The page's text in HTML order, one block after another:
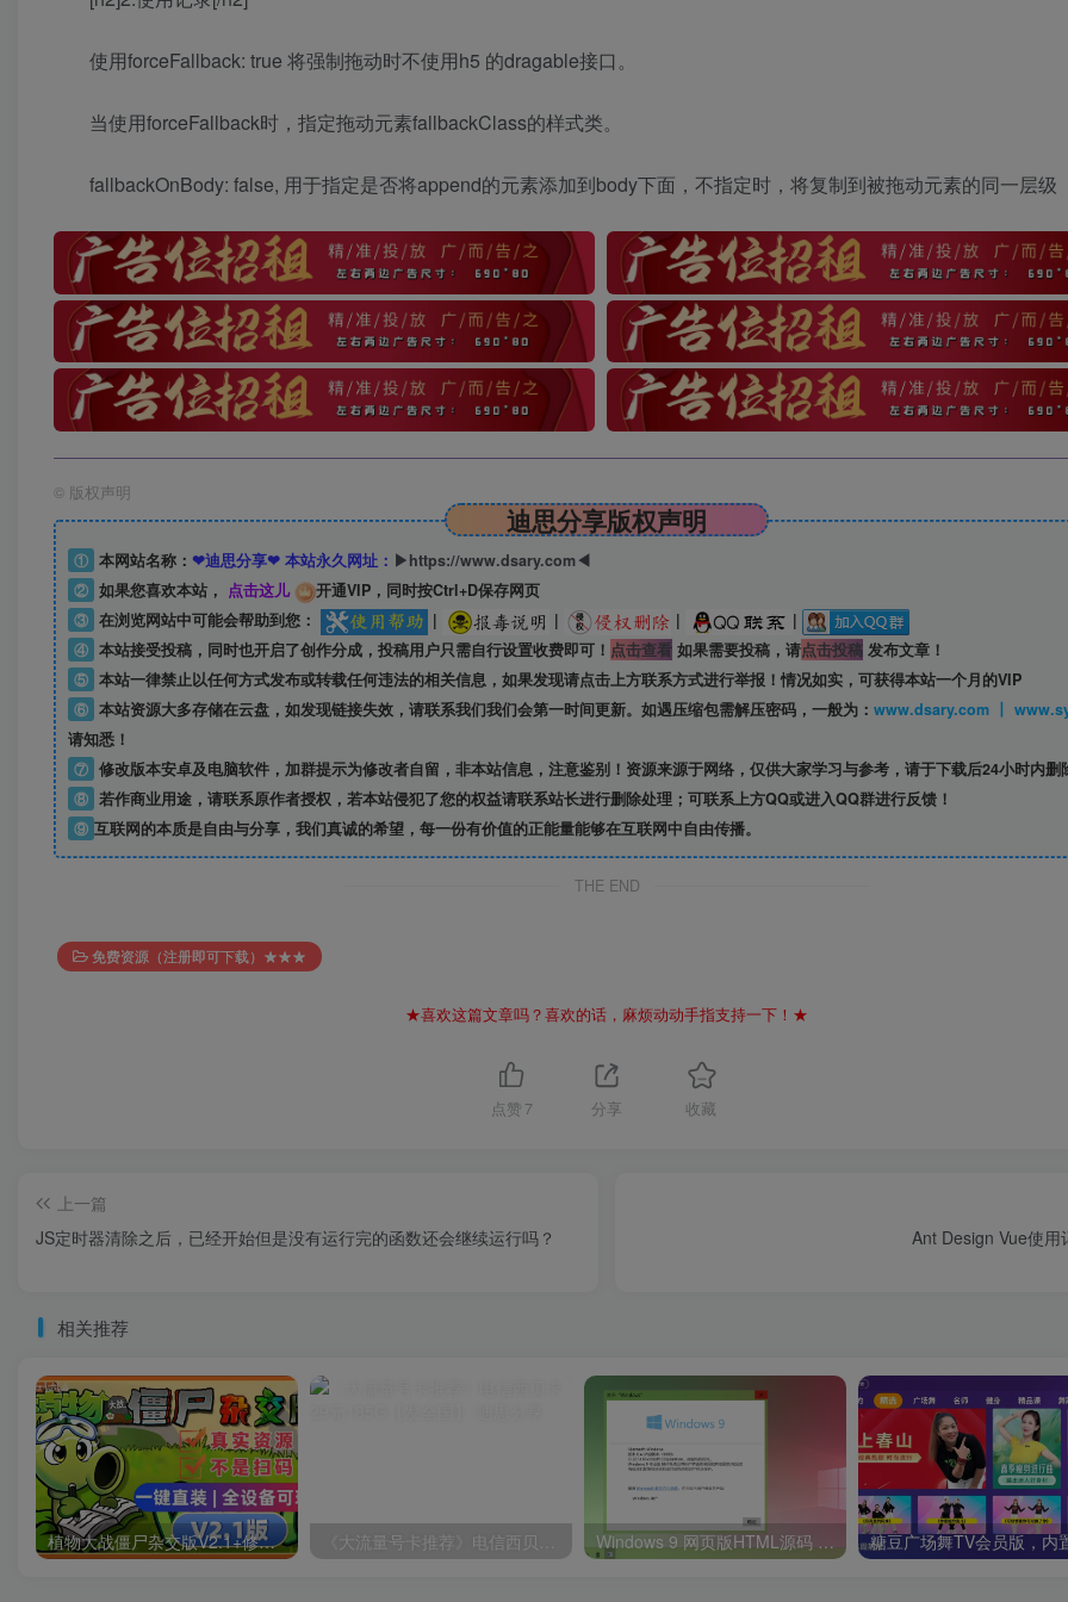
使用forceFallback: true 将强制拖动时不使用h5 的dragable接口。
当使用forceFallback时，指定拖动元素fallbackClass的样式类。
fallbackOnBody: false, 用于指定是否将append的元素添加到body下面，不指定时，将复制到被拖动元素的同一层级
© 版权声明
迪思分享版权声明
① 本网站名称： ❤迪思分享❤ 本站永久网址： ▶https://www.dsary.com◀
② 如果您喜欢本站， 点击这儿
开通VIP，同时按Ctrl+D保存网页
③ 在浏览网站中可能会帮助到您： | | |
|
④ 本站接受投稿，同时也开启了创作分成，投稿用户只需自行设置收费即可！ 点击查看如果需要投稿，请点击投稿发布文章！
⑤ 本站一律禁止以任何方式发布或转载任何违法的相关信息，如果发现请点击上方联系方式进行举报！情况如实，可获得本站一个月的VIP
⑥ 本站资源大多存储在云盘，如发现链接失效，请联系我们我们会第一时间更新。如遇压缩包需解压密码，一般为：
www.dsary.com
请知悉！
⑦ 修改版本安卓及电脑软件，加群提示为修改者自留， 非本站信息，注意鉴别！资源来源于网络，仅供大家学习与参考，请于下载后24小时内删
⑧ 若作商业用途，请联系原作者授权，若本站侵犯了您的权益请联系站长进行删除处理；可联系上方QQ或进入QQ群进行反馈！
⑨ 互联网的本质是自由与分享，我们真诚的希望，每一份有价值的正能量能够在互联网中自由传播。
THE END
免费资源（注册即可下载）★★★
★喜欢这篇文章吗？喜欢的话，麻烦动动手指支持一下！★
点赞 7 分享 收藏
上一篇
JS定时器清除之后，已经开始但是没有运行完的函数还会继续运行吗？
Ant Design Vue使用
相关推荐
植物大战僵尸杂交版V2.1+修改器+融合版 《大流量号卡推荐》电信西贝卡29元185G【发全国】 Windows 9 网页版HTML源码 使用标准网络技术，例如 HTML、CSS和JavaScript。